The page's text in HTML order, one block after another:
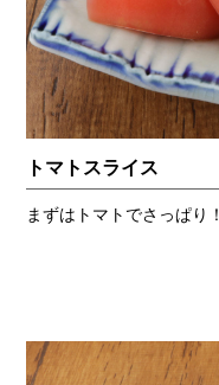
トマトスライス
まずはトマトでさっぱり！